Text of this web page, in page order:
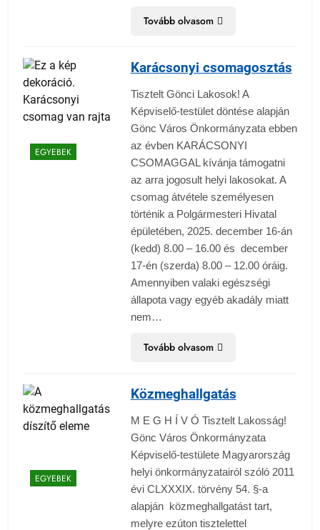
Tovább olvasom
EGYEBEK
Karácsonyi csomagosztás
Tisztelt Gönci Lakosok! A
Képviselő-testület döntése alapján
Gönc Város Önkormányzata ebben
az évben KARÁCSONYI
CSOMAGGAL kívánja támogatni
az arra jogosult helyi lakosokat. A
csomag átvétele személyesen
történik a Polgármesteri Hivatal
épületében, 2025. december 16-án
(kedd) 8.00 – 16.00 és december
17-én (szerda) 8.00 – 12.00 óráig.
Amennyiben valaki egészségi
állapota vagy egyéb akadály miatt
nem…
Tovább olvasom
EGYEBEK
Közmeghallgatás
M E G H Í V Ó Tisztelt Lakosság!
Gönc Város Önkormányzata
Képviselő-testülete Magyarország
helyi önkormányzatairól szóló 2011
évi CLXXXIX. törvény 54. §-a
alapján közmeghallgatást tart,
melyre ezúton tisztelettel